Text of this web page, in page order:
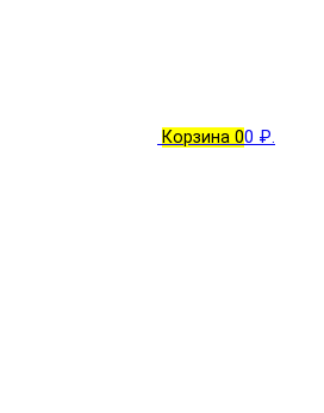
Корзина 00 ₽.